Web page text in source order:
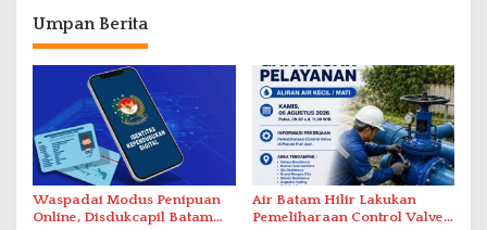
Umpan Berita
Waspadai Modus Penipuan
Online, Disdukcapil Batam
Air Batam Hilir Lakukan
Pemeliharaan Control Valve,